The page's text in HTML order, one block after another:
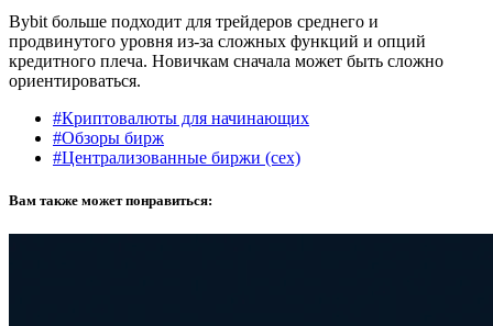
Bybit больше подходит для трейдеров среднего и
продвинутого уровня из-за сложных функций и опций
кредитного плеча. Новичкам сначала может быть сложно
ориентироваться.
#Криптовалюты для начинающих
#Обзоры бирж
#Централизованные биржи (cex)
Вам также может понравиться: